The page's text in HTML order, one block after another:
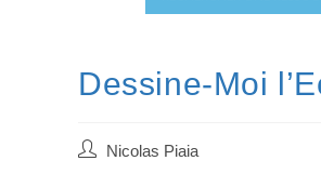
Dessine-Moi
Auteur/autrice
Nicolas Piaia